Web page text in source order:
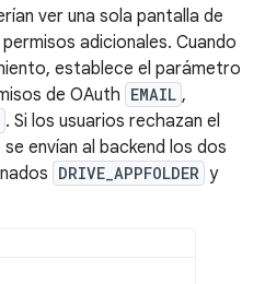
ver una sola pantalla de
adicionales. Cuando
establece el parámetro
de OAuth EMAIL ,
. Si los usuarios rechazan el
envían al backend los dos
DRIVE_APPFOLDER y